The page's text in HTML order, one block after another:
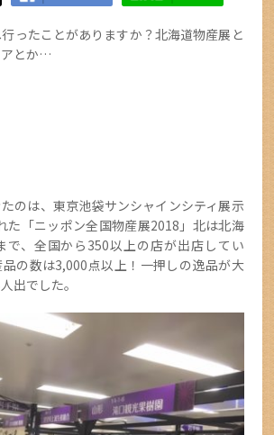
ったことがありますか？北海道物産展と
アとか…
のは、東京池袋サンシャインシティ展示
た「ニッポン全国物産展2018」北は北海
で、全国から350以上の店が出店してい
の数は3,000点以上！一押しの逸品が大
出でした。